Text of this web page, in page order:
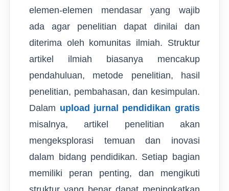
elemen-elemen mendasar yang wajib
ada agar penelitian dapat dinilai dan
diterima oleh komunitas ilmiah. Struktur
artikel ilmiah biasanya mencakup
pendahuluan, metode penelitian, hasil
penelitian, pembahasan, dan kesimpulan.
Dalam upload jurnal pendidikan gratis
misalnya, artikel penelitian akan
mengeksplorasi temuan dan inovasi
dalam bidang pendidikan. Setiap bagian
memiliki peran penting, dan mengikuti